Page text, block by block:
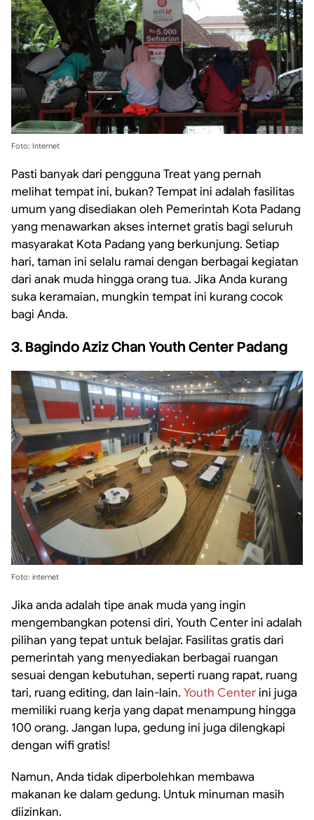
Foto: Internet
Pasti banyak dari pengguna Treat yang pernah
melihat tempat ini, bukan? Tempat ini adalah fasilitas
umum yang disediakan oleh Pemerintah Kota Padang
yang menawarkan akses internet gratis bagi seluruh
masyarakat Kota Padang yang berkunjung. Setiap
hari, taman ini selalu ramai dengan berbagai kegiatan
dari anak muda hingga orang tua. Jika Anda kurang
suka keramaian, mungkin tempat ini kurang cocok
bagi Anda.
3. Bagindo Aziz Chan Youth Center Padang
Foto: internet
Jika anda adalah tipe anak muda yang ingin
mengembangkan potensi diri, Youth Center ini adalah
pilihan yang tepat untuk belajar. Fasilitas gratis dari
pemerintah yang menyediakan berbagai ruangan
sesuai dengan kebutuhan, seperti ruang rapat, ruang
tari, ruang editing, dan lain-lain. Youth Centerini juga
memiliki ruang kerja yang dapat menampung hingga
100 orang. Jangan lupa, gedung ini juga dilengkapi
dengan wifi gratis!
Namun, Anda tidak diperbolehkan membawa
makanan ke dalam gedung. Untuk minuman masih
diizinkan.